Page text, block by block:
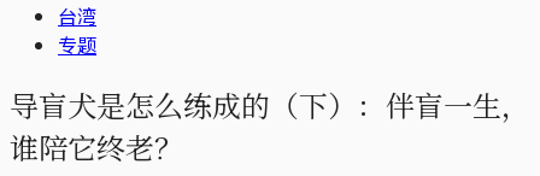
台湾
专题
导盲犬是怎么练成的（下）：伴盲一生，
谁陪它终老？